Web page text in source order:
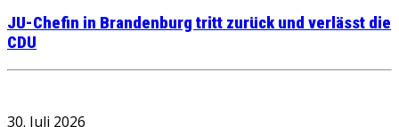
JU-Chefin in Brandenburg tritt zurück und verlässt die
CDU
30. Juli 2026